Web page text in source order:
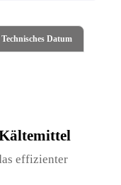
Technisches Datum
effizienter